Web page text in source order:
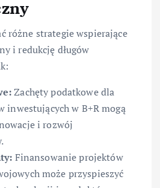
różne strategie wspierające
i redukcję długów
Zachęty podatkowe dla
inwestujących w B+R mogą
i rozwój
Finansowanie projektów
może przyspieszyć